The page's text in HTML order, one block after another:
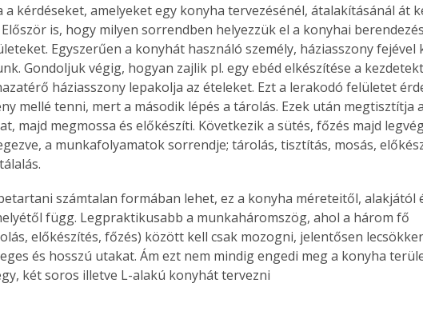
a kérdéseket, amelyeket egy konyha tervezésénél, átalakításánál át
is, hogy milyen sorrendben helyezzük el a konyhai
Egyszerűen a konyhát használó személy, háziasszony fejével
Gondoljuk végig, hogyan zajlik pl. egy ebéd elkészítése a
háziasszony lepakolja az ételeket. Ezt a lerakodó felületet
mellé tenni, mert a második lépés a tárolás. Ezek után megtisztítja
majd megmossa és előkészíti. Következik a sütés, főzés majd
a munkafolyamatok sorrendje; tárolás, tisztítás, mosás,
számtalan formában lehet, ez a konyha méreteitől, alakjától
függ. Legpraktikusabb a munkaháromszög, ahol a három fő
előkészítés, főzés) között kell csak mozogni, jelentősen
és hosszú utakat. Ám ezt nem mindig engedi meg a konyha
két soros illetve L-alakú konyhát tervezni